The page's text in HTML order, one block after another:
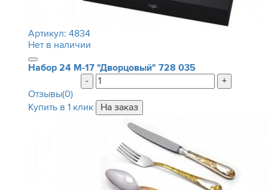
Артикул:4834
Нет в наличии
Набор 24 М-17 "Дворцовый"728 035
-
+
Отзывы(0)
Купить в 1 клик